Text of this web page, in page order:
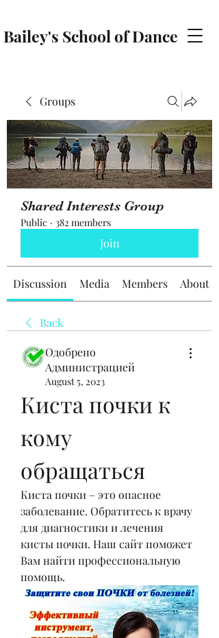
Bailey's School of Dance
Groups
Shared Interests Group
Public · 382 members
Join
Discussion Media Members About
Back
Одобрено
Администрацией
August 5, 2023
Киста почки к
кому
обращаться
Киста почки – это опасное
заболевание. Обратитесь к врачу
для диагностики и лечения
кисты почки. Наш сайт поможет
Вам найти профессиональную
помощь.